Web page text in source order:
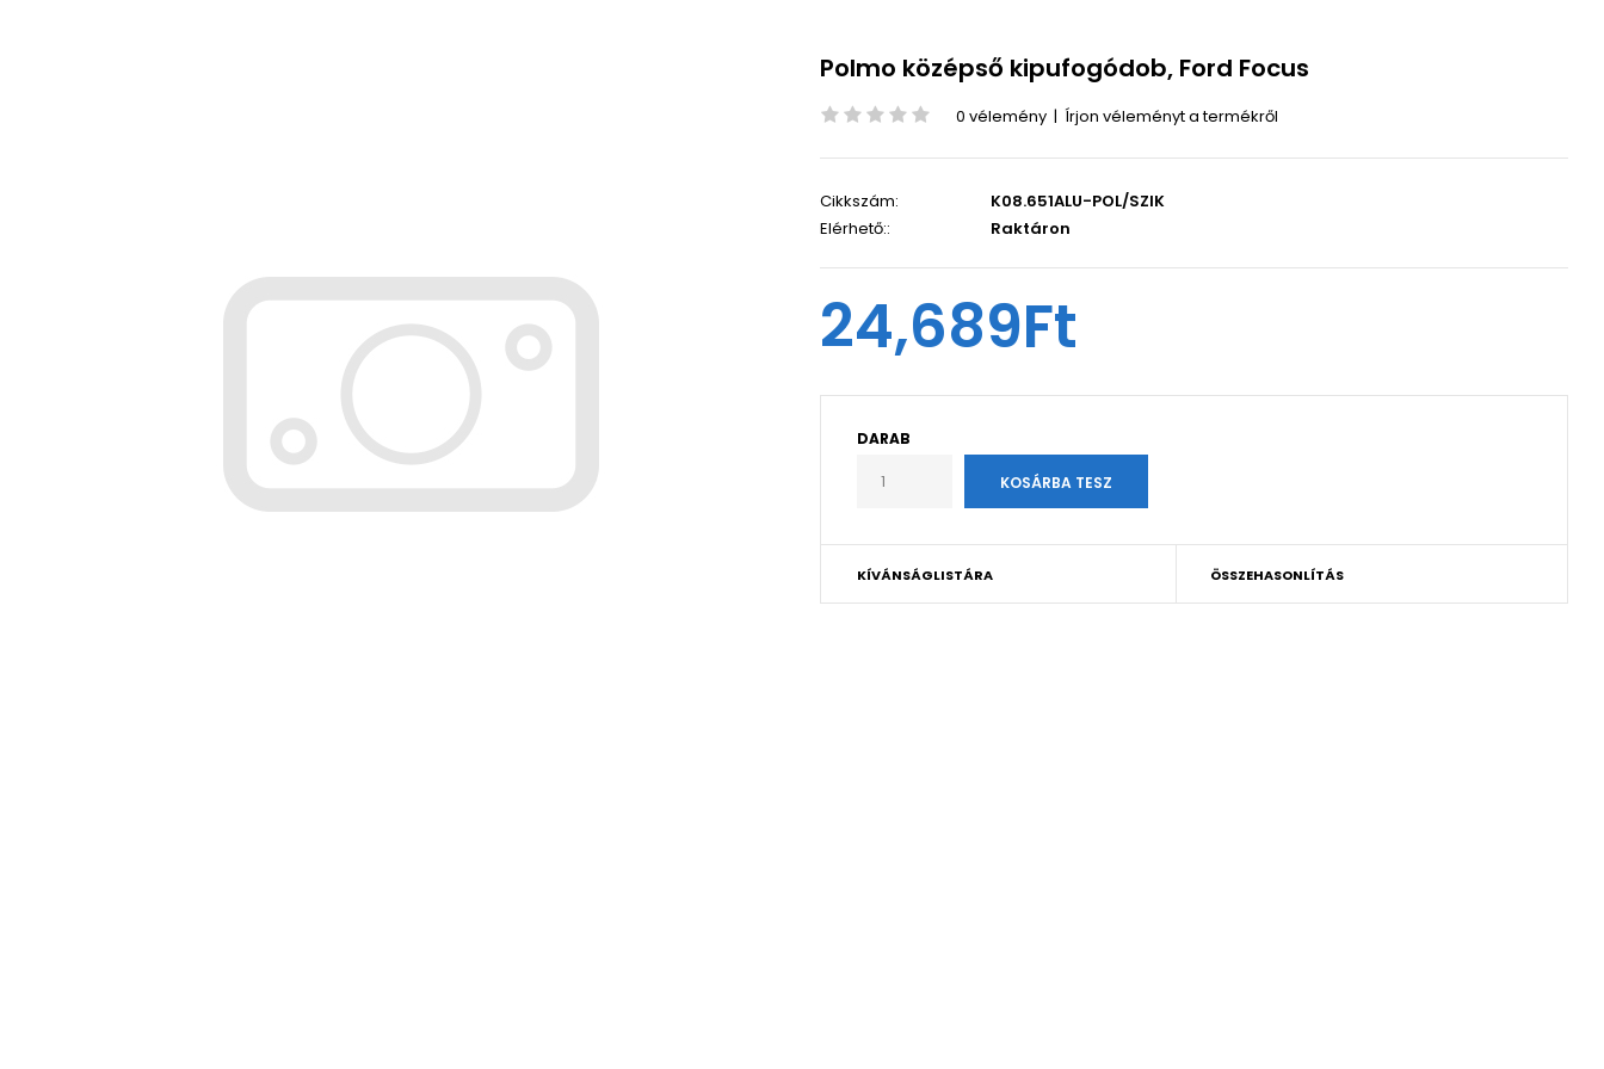
Polmo középső kipufogódob, Ford Focus
0 vélemény | Írjon véleményt a termékről
Cikkszám:
K08.651ALU-POL/SZIK
Elérhető::
Raktáron
24,689Ft
DARAB
KÍVÁNSÁGLISTÁRA ÖSSZEHASONLÍTÁS